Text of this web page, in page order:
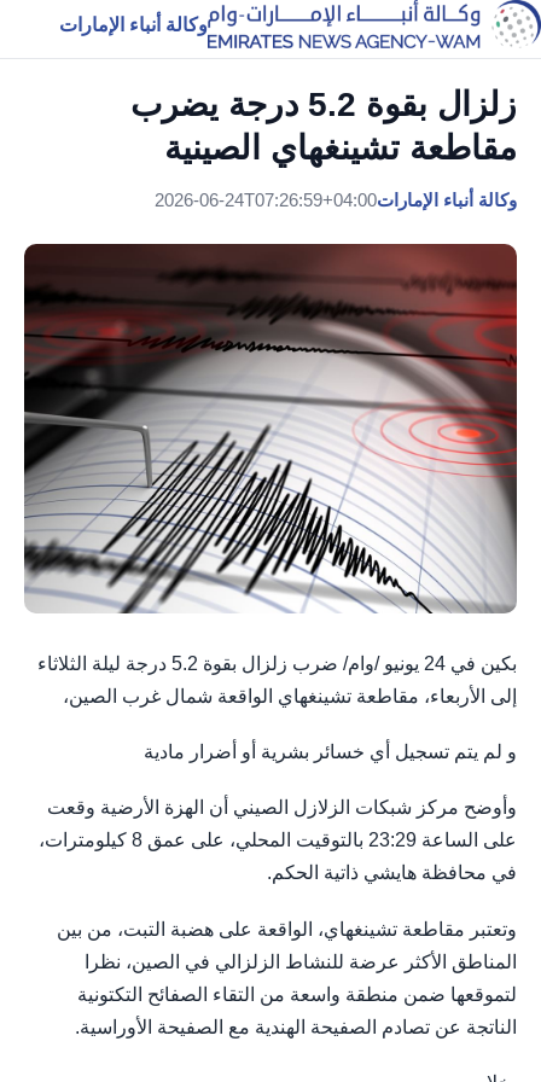
وكالة أنباء الإمارات
زلزال بقوة 5.2 درجة يضرب
مقاطعة تشينغهاي الصينية
وكالة أنباء الإمارات2026-06-24T07:26:59+04:00
بكين في 24 يونيو /وام/ ضرب زلزال بقوة 5.2 درجة ليلة الثلاثاء
إلى الأربعاء، مقاطعة تشينغهاي الواقعة شمال غرب الصين،
و لم يتم تسجيل أي خسائر بشرية أو أضرار مادية
وأوضح مركز شبكات الزلازل الصيني أن الهزة الأرضية وقعت
على الساعة 23:29 بالتوقيت المحلي، على عمق 8 كيلومترات،
في محافظة هايشي ذاتية الحكم.
وتعتبر مقاطعة تشينغهاي، الواقعة على هضبة التبت، من بين
المناطق الأكثر عرضة للنشاط الزلزالي في الصين، نظرا
لتموقعها ضمن منطقة واسعة من التقاء الصفائح التكتونية
الناتجة عن تصادم الصفيحة الهندية مع الصفيحة الأوراسية.